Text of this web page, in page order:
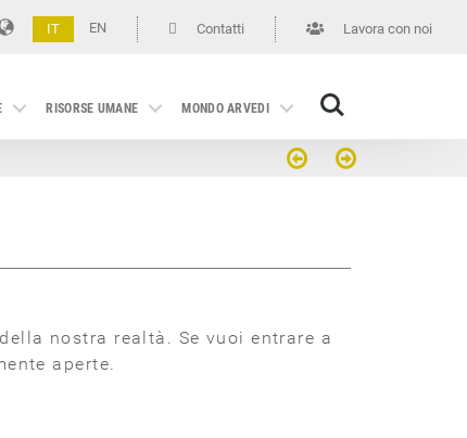
Lavora con noi
Contatti
IT EN
RISORSE UMANE MONDO ARVEDI
Search
nostra realtà. Se vuoi entrare a
aperte.